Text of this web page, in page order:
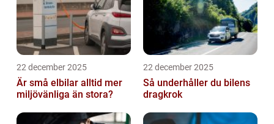
22 december 2025
Är små elbilar alltid mer
miljövänliga än stora?
22 december 2025
Så underhåller du bilens
dragkrok